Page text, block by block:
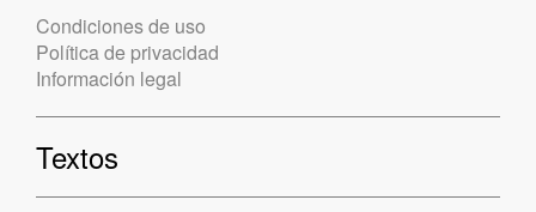
Condiciones de uso
Política de privacidad
Información legal
Textos